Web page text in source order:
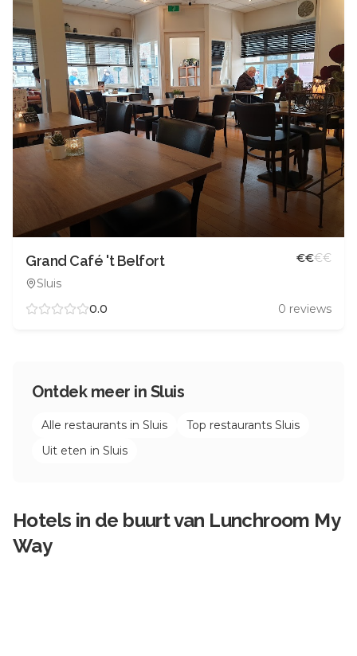
Grand Café 't Belfort
Sluis
€€€€
0.0 0 reviews
Ontdek meer in Sluis
Alle restaurants in Sluis Top restaurants Sluis
Uit eten in Sluis
Hotels in de buurt van Lunchroom My
Way